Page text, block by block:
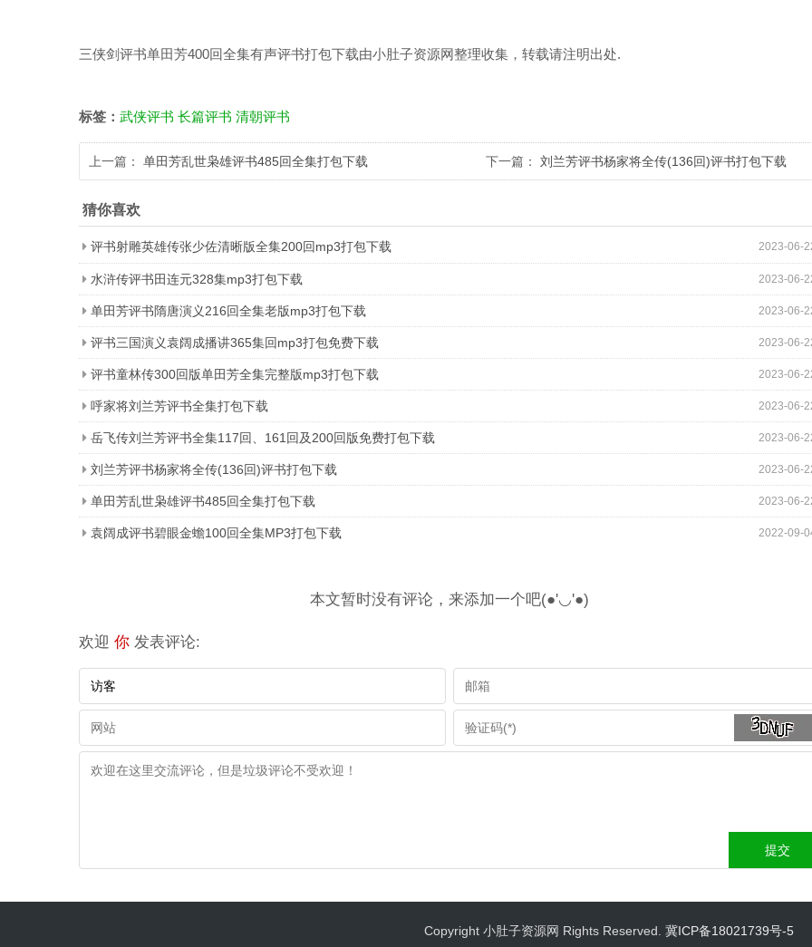
三侠剑评书单田芳400回全集有声评书打包下载由小肚子资源网整理收集，转载请注明出处.
标签： 武侠评书 长篇评书 清朝评书
上一篇： 单田芳乱世枭雄评书485回全集打包下载 下一篇：刘兰芳评书杨家将全传(136回)评书打包下载
猜你喜欢
2023-06-
评书射雕英雄传张少佐清晰版全集200回mp3打包下载
2023-06-
水浒传评书田连元328集mp3打包下载
2023-06-
单田芳评书隋唐演义216回全集老版mp3打包下载
2023-06-
评书三国演义袁阔成播讲365集回mp3打包免费下载
2023-06-
评书童林传300回版单田芳全集完整版mp3打包下载
2023-06-
呼家将刘兰芳评书全集打包下载
2023-06-
岳飞传刘兰芳评书全集117回、161回及200回版免费打包下载
2023-06-
刘兰芳评书杨家将全传(136回)评书打包下载
2023-06-
单田芳乱世枭雄评书485回全集打包下载
2022-09-
袁阔成评书碧眼金蟾100回全集MP3打包下载
本文暂时没有评论，来添加一个吧(●'◡'●)
欢迎 你 发表评论:
Copyright 小肚子资源网 Rights Reserved. 冀ICP备18021739号-5